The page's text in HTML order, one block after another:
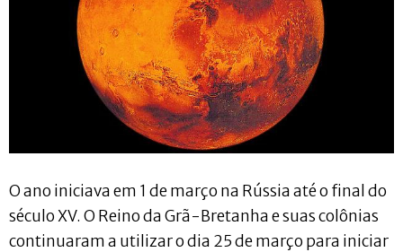
O ano iniciava em 1 de março na Rússia até o final do
século XV. O Reino da Grã-Bretanha e suas colônias
continuaram a utilizar o dia 25 de março para iniciar